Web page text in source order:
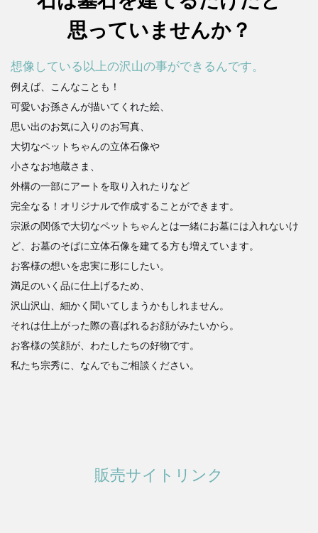
思っていませんか？
想像している以上の沢山の事ができるんです。
例えば、こんなことも！
可愛いお孫さんが描いてくれた絵、
思い出のお気に入りのお写真、
大切なペットちゃんの立体石像や
小さなお地蔵さま、
外構の一部にアートを取り入れたりなど
完全なる！オリジナルで作成することができます。
宗派の関係で大切なペットちゃんとは一緒にお墓には入れないけ
ど、お墓のそばに立体石像を建てる方も増えています。
お客様の想いを忠実に形にしたい。
満足のいく品に仕上げるため、
沢山沢山、細かく聞いてしまうかもしれません。
それは仕上がった際の喜ばれるお顔がみたいから。
お客様の笑顔が、わたしたちの好物です。
私たち宗秀に、なんでもご相談ください。
販売サイトリンク